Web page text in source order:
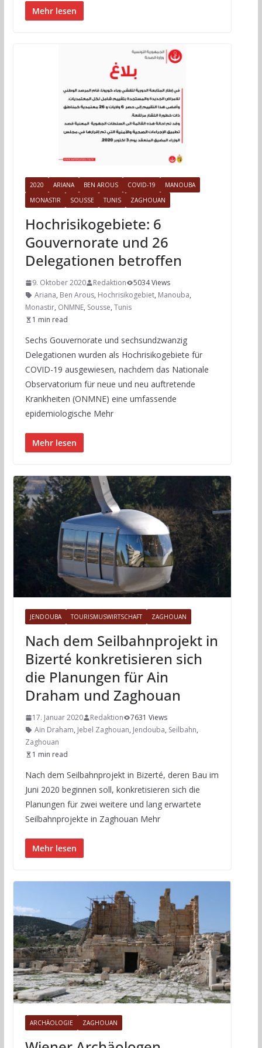
Mehr lesen
2020 ARIANA BEN AROUS COVID-19
MANOUBA
MONASTIR
SOUSSE TUNIS ZAGHOUAN
Hochrisikogebiete: 6
Gouvernorate und 26
Delegationen betroffen
9. Oktober 2020 Redaktion
5034 Views
Ariana, Ben Arous, Hochrisikogebiet, Manouba,
Monastir, ONMNE, Sousse, Tunis
1 min read
Sechs Gouvernorate und sechsundzwanzig
Delegationen wurden als Hochrisikogebiete für
COVID-19 ausgewiesen, nachdem das Nationale
Observatorium für neue und neu auftretende
Krankheiten (ONMNE) eine umfassende
epidemiologische Mehr
Mehr lesen
JENDOUBA TOURISMUSWIRTSCHAFT ZAGHOUAN
Nach dem Seilbahnprojekt in
Bizerté konkretisieren sich
die Planungen für Ain
Draham und Zaghouan
17. Januar 2020 Redaktion
7631 Views
Ain Draham, Jebel Zaghouan, Jendouba, Seilbahn,
Zaghouan
1 min read
Nach dem Seilbahnprojekt in Bizerté, deren Bau im
Juni 2020 beginnen soll, konkretisieren sich die
Planungen für zwei weitere und lang erwartete
Seilbahnprojekte in Zaghouan Mehr
Mehr lesen
ARCHÄOLOGIE ZAGHOUAN